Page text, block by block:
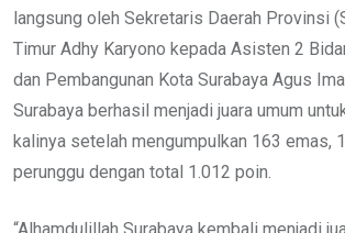
langsung oleh Sekretaris Daerah Provinsi
Timur Adhy Karyono kepada Asisten 2
dan Pembangunan Kota Surabaya Agus
Surabaya berhasil menjadi juara umum
kalinya setelah mengumpulkan 163 emas,
perunggu dengan total 1.012 poin.